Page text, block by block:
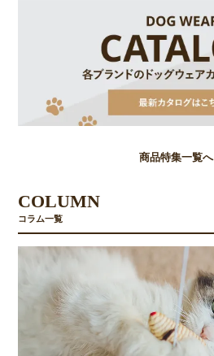
商品特集一覧へ
COLUMN
コラム一覧